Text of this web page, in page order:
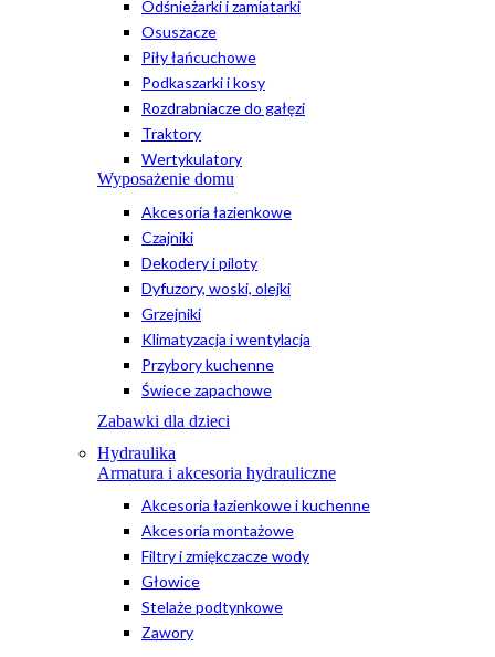
Odśnieżarki i zamiatarki
Osuszacze
Piły łańcuchowe
Podkaszarki i kosy
Rozdrabniacze do gałęzi
Traktory
Wertykulatory
Wyposażenie domu
Akcesoria łazienkowe
Czajniki
Dekodery i piloty
Dyfuzory, woski, olejki
Grzejniki
Klimatyzacja i wentylacja
Przybory kuchenne
Świece zapachowe
Zabawki dla dzieci
Hydraulika
Armatura i akcesoria hydrauliczne
Akcesoria łazienkowe i kuchenne
Akcesoria montażowe
Filtry i zmiękczacze wody
Głowice
Stelaże podtynkowe
Zawory